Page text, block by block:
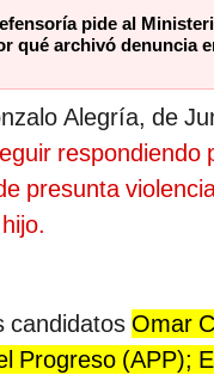
pide al
qué archivó denuncia
Alegría, de
respondiendo
presunta
candidatos Omar
Progreso (APP);